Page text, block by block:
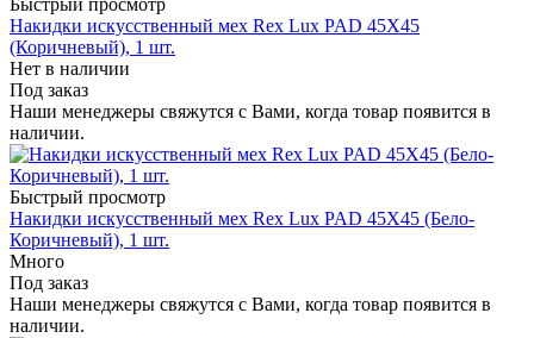
Быстрый просмотр
Накидки искусственный мех Rex Lux PAD 45Х45
(Коричневый), 1 шт.
Нет в наличии
Под заказ
Наши менеджеры свяжутся с Вами, когда товар появится в
наличии.
Быстрый просмотр
Накидки искусственный мех Rex Lux PAD 45Х45 (Бело-
Коричневый), 1 шт.
Много
Под заказ
Наши менеджеры свяжутся с Вами, когда товар появится в
наличии.